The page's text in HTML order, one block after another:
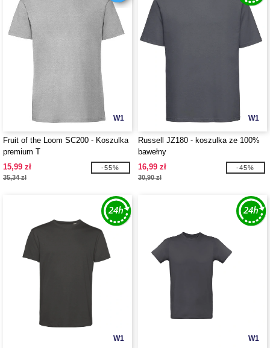
W1
Fruit of the Loom SC200 - Koszulka
premium T
15,99 zł
35,34 zł
-55%
W1
Russell JZ180 - koszulka ze 100%
bawełny
16,99 zł
30,90 zł
-45%
W1 W1